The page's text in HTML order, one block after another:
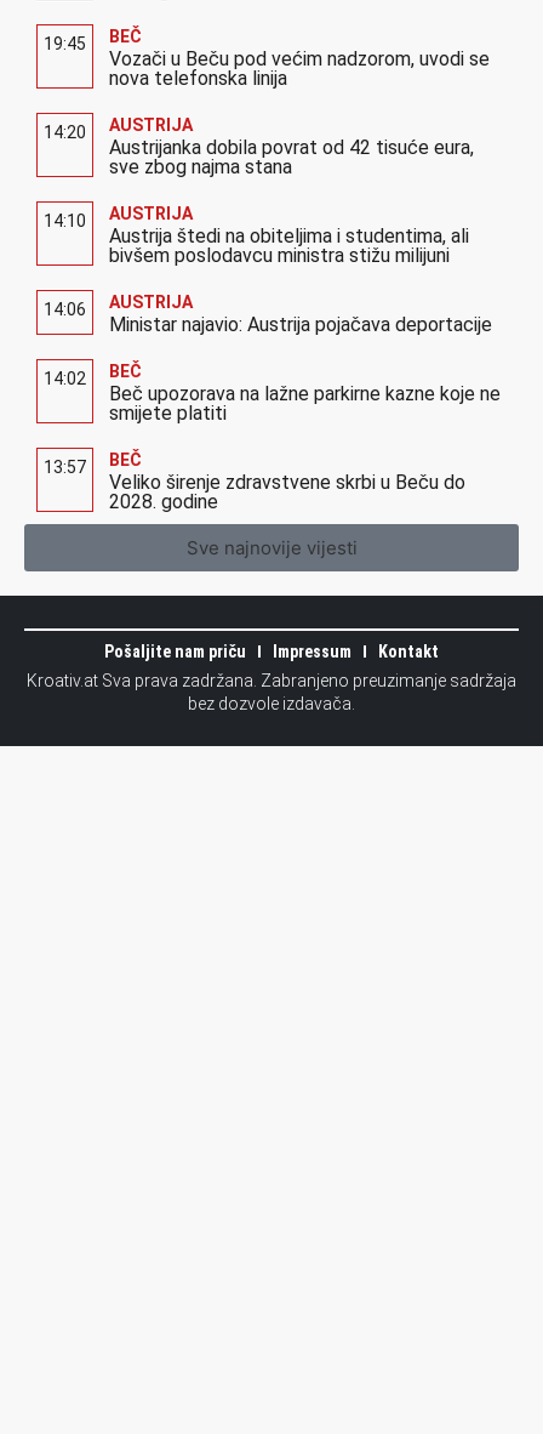
19:45 BEČ
Vozači u Beču pod većim nadzorom, uvodi se
nova telefonska linija
14:20 AUSTRIJA
Austrijanka dobila povrat od 42 tisuće eura,
sve zbog najma stana
14:10 AUSTRIJA
Austrija štedi na obiteljima i studentima, ali
bivšem poslodavcu ministra stižu milijuni
14:06 AUSTRIJA
Ministar najavio: Austrija pojačava deportacije
14:02 BEČ
Beč upozorava na lažne parkirne kazne koje ne
smijete platiti
13:57 BEČ
Veliko širenje zdravstvene skrbi u Beču do
2028. godine
Sve najnovije vijesti
Pošaljite nam priču Impressum
Kontakt
Kroativ.at Sva prava zadržana. Zabranjeno preuzimanje sadržaja
bez dozvole izdavača.